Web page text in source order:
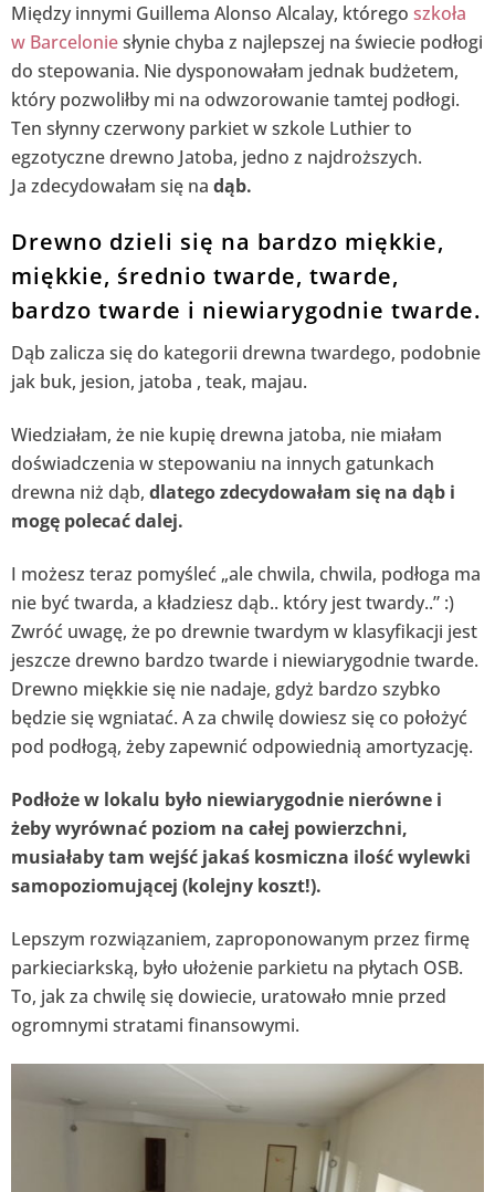
Między innymi Guillema Alonso Alcalay, którego szkoła
w Barceloniesłynie chyba z najlepszej na świecie podłogi
do stepowania. Nie dysponowałam jednak budżetem,
który pozwoliłby mi na odwzorowanie tamtej podłogi.
Ten słynny czerwony parkiet w szkole Luthier to
egzotyczne drewno Jatoba, jedno z najdroższych.
Ja zdecydowałam się na dąb.
Drewno dzieli się na bardzo miękkie,
miękkie, średnio twarde, twarde,
bardzo twarde i niewiarygodnie twarde.
Dąb zalicza się do kategorii drewna twardego, podobnie
jak buk, jesion, jatoba , teak, majau.
Wiedziałam, że nie kupię drewna jatoba, nie miałam
doświadczenia w stepowaniu na innych gatunkach
drewna niż dąb, dlatego zdecydowałam się na dąb i
mogę polecać dalej.
I możesz teraz pomyśleć „ale chwila, chwila, podłoga ma
nie być twarda, a kładziesz dąb.. który jest twardy..” :)
Zwróć uwagę, że po drewnie twardym w klasyfikacji jest
jeszcze drewno bardzo twarde i niewiarygodnie twarde.
Drewno miękkie się nie nadaje, gdyż bardzo szybko
będzie się wgniatać. A za chwilę dowiesz się co położyć
pod podłogą, żeby zapewnić odpowiednią amortyzację.
Podłoże w lokalu było niewiarygodnie nierówne i
żeby wyrównać poziom na całej powierzchni,
musiałaby tam wejść jakaś kosmiczna ilość wylewki
samopoziomującej (kolejny koszt!).
Lepszym rozwiązaniem, zaproponowanym przez firmę
parkieciarkską, było ułożenie parkietu na płytach OSB.
To, jak za chwilę się dowiecie, uratowało mnie przed
ogromnymi stratami finansowymi.